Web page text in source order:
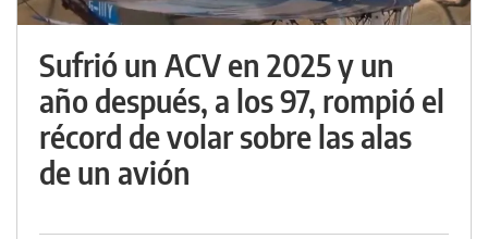
Sufrió un ACV en 2025 y un
año después, a los 97, rompió el
récord de volar sobre las alas
de un avión